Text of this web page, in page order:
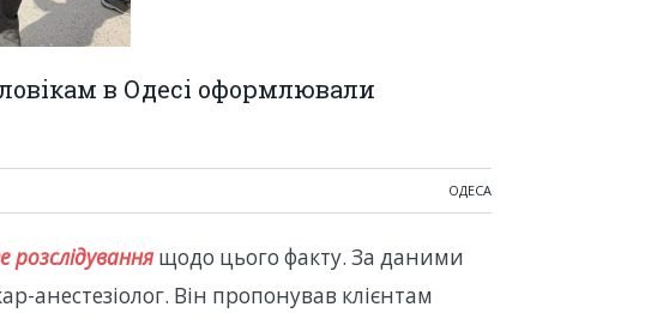
в Одесі оформлювали
ОДЕСА
розслідуваннящодо цього факту. За даними
анестезіолог. Він пропонував клієнтам